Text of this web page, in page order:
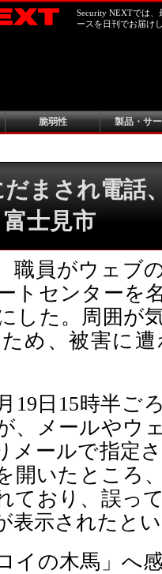
Security NEXTでは
ースを日刊でお届け
脆弱性 製品・サ
まされ電話
士見市
職員がウェブ
トセンターを
した。周囲が
め、被害に
19日15時半ご
、メールやウ
メールで指定
開いたところ
ており、誤っ
表示されたと
イの木馬」へ